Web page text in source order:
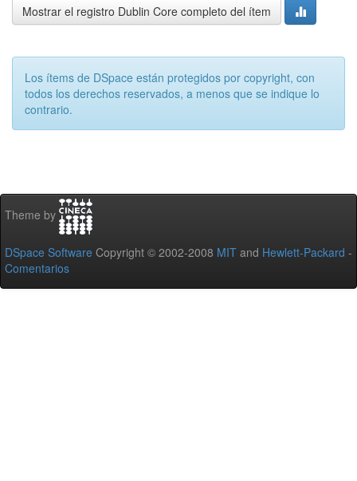
Mostrar el registro Dublin Core completo del ítem
Los ítems de DSpace están protegidos por copyright, con
todos los derechos reservados, a menos que se indique lo
contrario.
Theme by
DSpace Software Copyright © 2002-2008 MIT and Hewlett-Packard -
Comentarios